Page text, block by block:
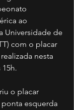
ao
Universidade de
com o placar
nesta
o placar
esquerda